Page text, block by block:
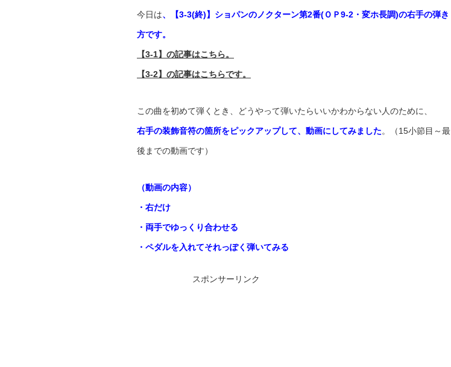
今日は、【3-3(終)】 ショパンのノクターン第2番(ＯＰ9-2・変ホ長調)の右手の弾き
方です。
【3-1】の記事はこちら。
【3-2】の記事はこちらです。
この曲を初めて弾くとき、どうやって弾いたらいいかわからない人のために、
右手の装飾音符の箇所をピックアップして、動画にしてみました。（15小節目～最
後までの動画です）
（動画の内容）
・右だけ
・両手でゆっくり合わせる
・ペダルを入れてそれっぽく弾いてみる
スポンサーリンク